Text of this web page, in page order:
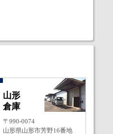
山形
倉庫
〒990-0074
山形県山形市芳野16番地